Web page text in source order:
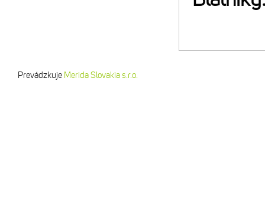
Prevádzkuje Merida Slovakia s.r.o.